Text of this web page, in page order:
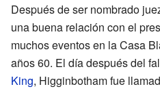
Después de ser nombrado
una buena relación con el
muchos eventos en la Casa
años 60. El día después del
King, Higginbotham fue